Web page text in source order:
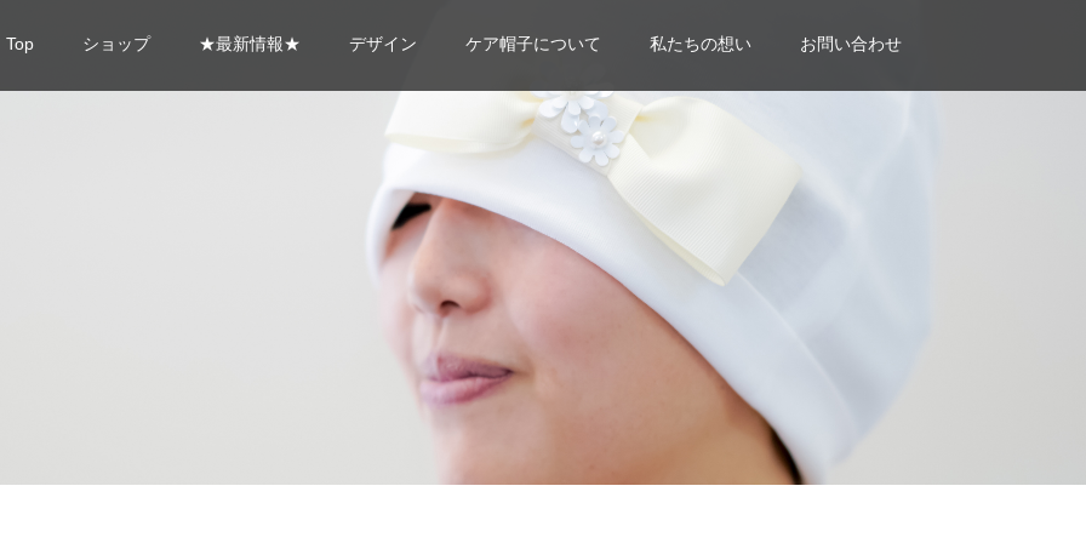
Top ショップ ★最新情報★ デザイン ケア帽子について 私たちの想い お問い合わせ